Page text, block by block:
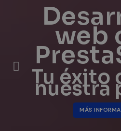
web
Tu éxito
nuestra
MÁS